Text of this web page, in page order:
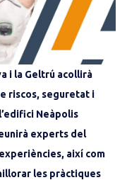
i la Geltrú acollirà
riscos, seguretat i
Neàpolis
experts del
així com
les pràctiques